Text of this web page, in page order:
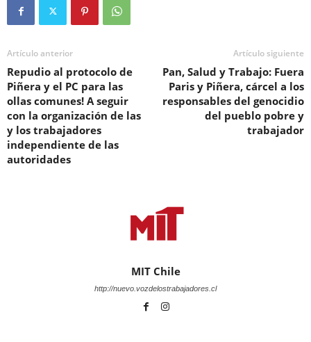
Artículo anterior
Repudio al protocolo de
Piñera y el PC para las
ollas comunes! A seguir
con la organización de las
y los trabajadores
independiente de las
autoridades
Artículo siguiente
Pan, Salud y Trabajo: Fuera
Paris y Piñera, cárcel a los
responsables del genocidio
del pueblo pobre y
trabajador
MIT Chile
http://nuevo.vozdelostrabajadores.cl